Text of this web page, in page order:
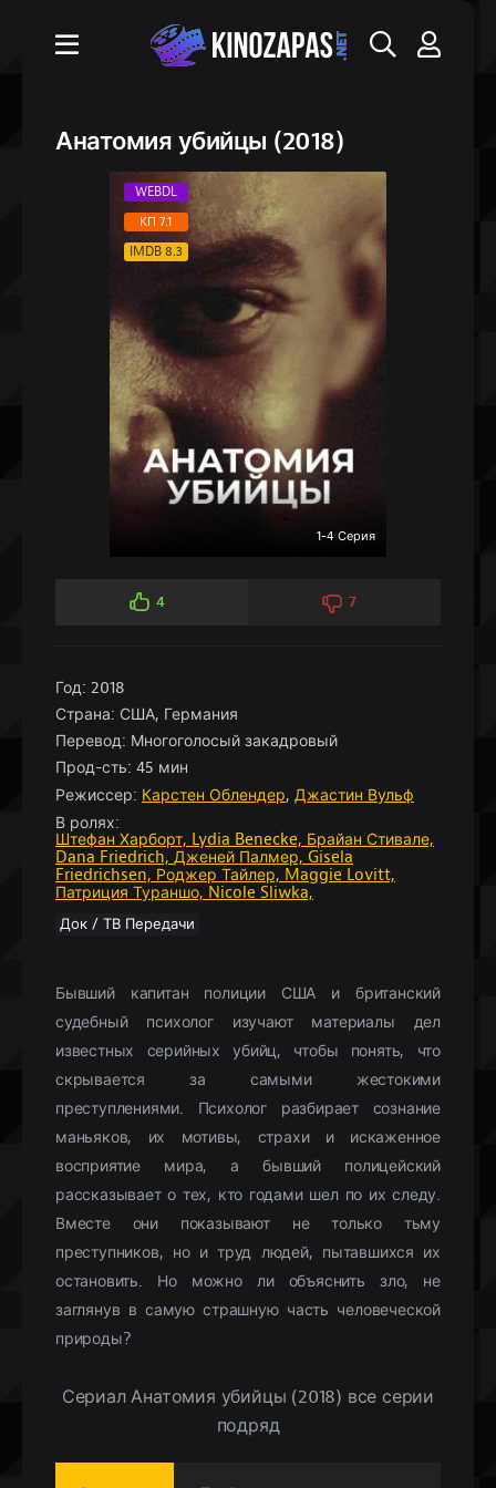
Анатомия убийцы (2018)
WEBDL
КП 7.1
IMDB 8.3
1-4 Серия
4 7
Год: 2018
Страна: США, Германия
Перевод: Многоголосый закадровый
Прод-сть: 45 мин
Режиссер: Карстен Облендер, Джастин Вульф
В ролях:
Штефан Харборт, Lydia Benecke, Брайан Стивале,
Dana Friedrich, Дженей Палмер, Gisela
Friedrichsen, Роджер Тайлер, Maggie Lovitt,
Патриция Тураншо, Nicole Sliwka,
Док / ТВ Передачи
Бывший капитан полиции США и британский
судебный психолог изучают материалы дел
известных серийных убийц, чтобы понять, что
скрывается за самыми жестокими
преступлениями. Психолог разбирает сознание
маньяков, их мотивы, страхи и искаженное
восприятие мира, а бывший полицейский
рассказывает о тех, кто годами шел по их следу.
Вместе они показывают не только тьму
преступников, но и труд людей, пытавшихся их
остановить. Но можно ли объяснить зло, не
заглянув в самую страшную часть человеческой
природы?
Сериал Анатомия убийцы (2018) все серии
подряд